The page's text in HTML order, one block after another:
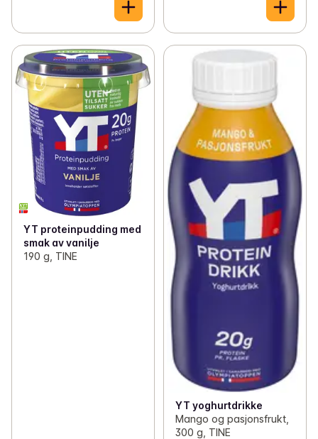
YT proteinpudding med
smak av vanilje
190 g, TINE
YT yoghurtdrikke
Mango og pasjonsfrukt,
300 g, TINE